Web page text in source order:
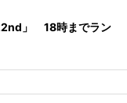
」 18時までラン